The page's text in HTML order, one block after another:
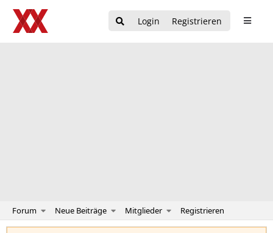
Login Registrieren
Forum Neue Beiträge Mitglieder Registrieren